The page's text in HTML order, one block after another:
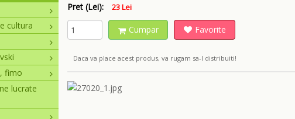
cultura
fimo
lucrate
Pret (Lei):
23 Lei
Cumpar Favorite
Daca va place acest produs, va rugam sa-l distribuiti!